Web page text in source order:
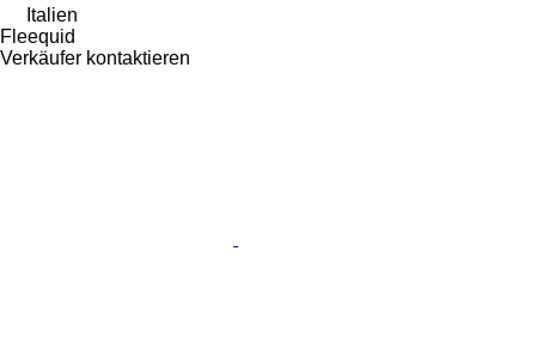
Italien
Fleequid
Verkäufer kontaktieren